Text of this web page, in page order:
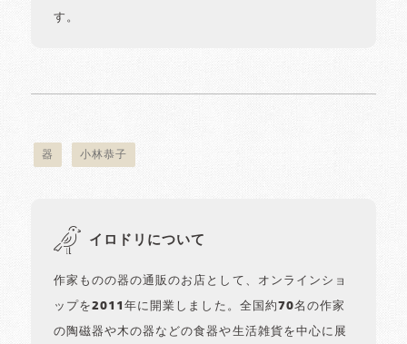
す。
器 小林恭子
イロドリについて
作家ものの器の通販のお店として、オンラインショ
ップを2011年に開業しました。全国約70名の作家
の陶磁器や木の器などの食器や生活雑貨を中心に展